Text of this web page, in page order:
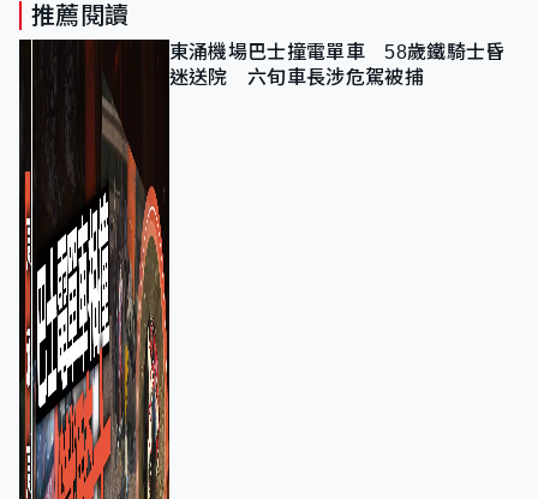
推薦閱讀
東涌機場巴士撞電單車 58歲鐵騎士昏
迷送院 六旬車長涉危駕被捕